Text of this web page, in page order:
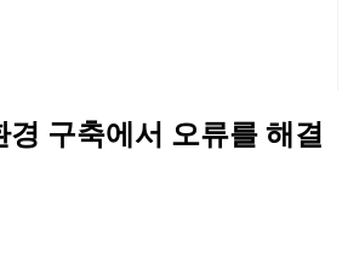
경 구축에서 오류를 해결